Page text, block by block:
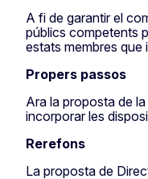
A fi de garantir el
públics competents
estats membres que
Propers passos
Ara la proposta de
incorporar les
Rerefons
La proposta de